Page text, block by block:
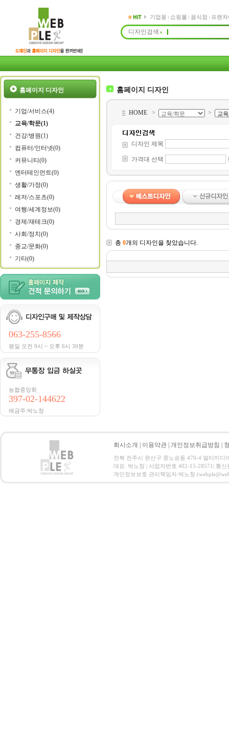
기업용 쇼핑몰 음식점 프랜
디자인검색
홈페이지 디자인
기업/서비스(4)
교육/학문(1)
건강/병원(1)
컴퓨터/인터넷(0)
커뮤니티(0)
엔터테인먼트(0)
생활/가정(0)
레저/스포츠(0)
여행/세계정보(0)
경제/재테크(0)
사회/정치(0)
종교/문화(0)
기타(0)
063-255-8566
평일 오전 9시 ~ 오후 6시 30분
농협중앙회
397-02-144622
예금주:박노창
홈페이지 디자인
HOME > >
디자인 제목
가격대 선택
총 0개의 디자인을 찾았습니다.
회사소개 이용약관 개인정보취급방침
전북 전주시 완산구 중노송동 470-4 멀티미디
대표: 박노창 | 사업자번호 402-15-28571| 통
개인정보보호 관리책임자:박노창